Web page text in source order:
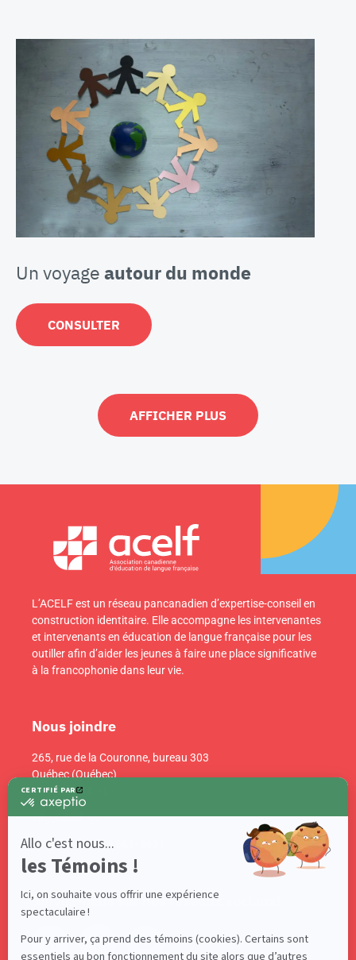
Un voyage autour du monde
CONSULTER
AFFICHER PLUS
L’ACELF est un réseau pancanadien d’expertise-conseil en
construction identitaire. Elle accompagne les intervenantes
et intervenants en éducation de langue française pour les
outiller afin d’aider les jeunes à faire une place significative
à la francophonie dans leur vie.
Suivez-nous sur nos réseaux sociaux!
Nous joindre
265, rue de la Couronne, bureau 303
Québec (Québec)
Canada G1K 6E1
info@acelf.ca
Téléphone : 418 681-4661